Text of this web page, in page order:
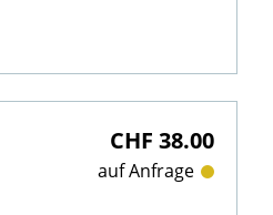
CHF 38.00
auf Anfrage